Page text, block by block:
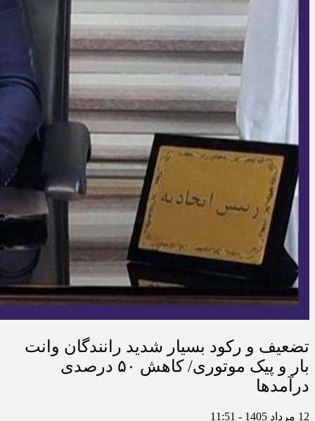
تضعیف و رکود بسیار شدید رانندگان وانت
بار و پیک موتوری/ کاهش ۵۰ درصدی
درآمدها
12 مرداد 1405 - 11:51